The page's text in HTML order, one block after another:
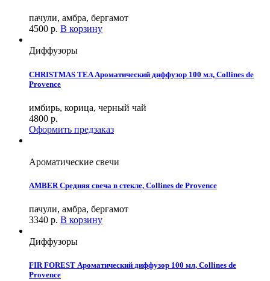
пачули, амбра, бергамот
4500 р. В корзину
Диффузоры
CHRISTMAS TEA Ароматический диффузор 100 мл, Collines de
Provence
имбирь, корица, черный чай
4800 р.
Оформить предзаказ
Ароматические свечи
AMBER Средняя свеча в стекле, Collines de Provence
пачули, амбра, бергамот
3340 р. В корзину
Диффузоры
FIR FOREST Ароматический диффузор 100 мл, Collines de
Provence